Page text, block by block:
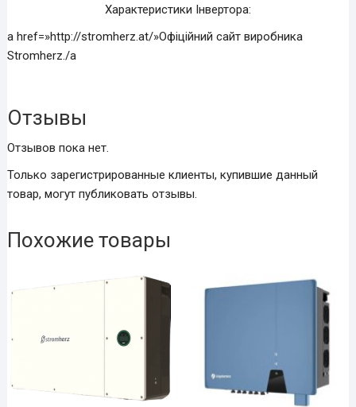
Характеристики Інвертора:
a href=»http://stromherz.at/»Офіційний сайт виробника
Stromherz./a
Отзывы
Отзывов пока нет.
Только зарегистрированные клиенты, купившие данный
товар, могут публиковать отзывы.
Похожие товары